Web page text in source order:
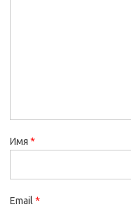
Имя *
Email *